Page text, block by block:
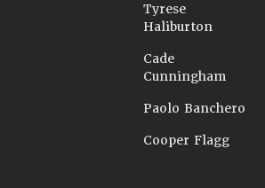
Tyrese
Haliburton
Cade
Cunningham
Paolo Banchero
Cooper Flagg